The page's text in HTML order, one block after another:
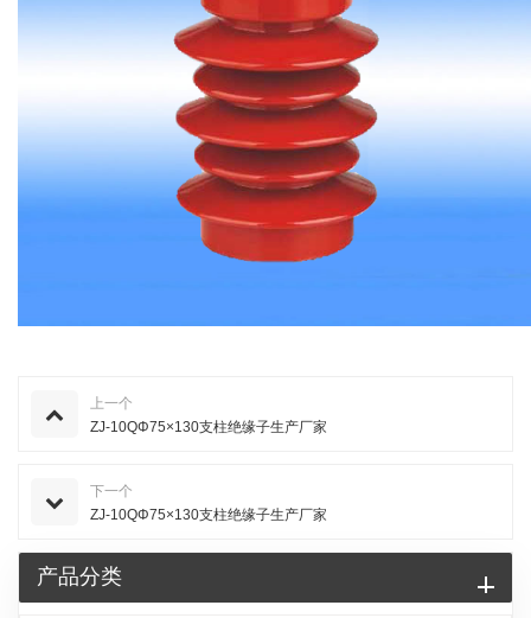
上一个
ZJ-10QΦ75×130支柱绝缘子生产厂家
下一个
ZJ-10QΦ75×130支柱绝缘子生产厂家
产品分类